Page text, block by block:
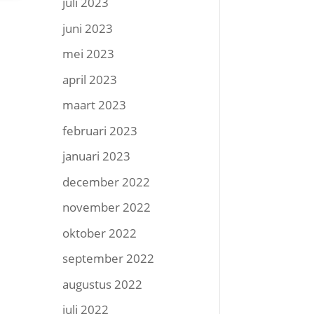
juni 2023
mei 2023
april 2023
maart 2023
februari 2023
januari 2023
december 2022
november 2022
oktober 2022
september 2022
augustus 2022
juli 2022